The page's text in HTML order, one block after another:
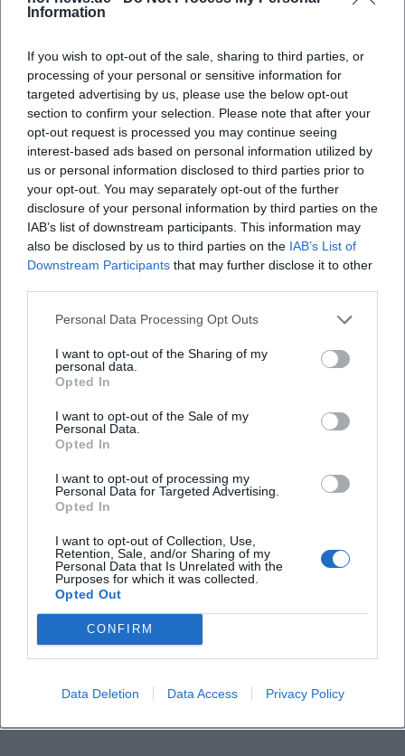
Information
If you wish to opt-out of the sale, sharing to third parties, or
processing of your personal or sensitive information for
targeted advertising by us, please use the below opt-out
section to confirm your selection. Please note that after your
opt-out request is processed you may continue seeing
interest-based ads based on personal information utilized by
us or personal information disclosed to third parties prior to
your opt-out. You may separately opt-out of the further
disclosure of your personal information by third parties on the
IAB’s list of downstream participants. This information may
also be disclosed by us to third parties on the IAB’s List of
Downstream Participants that may further disclose it to other
Personal Data Processing Opt Outs
I want to opt-out of the Sharing of my
personal data.
Opted In
I want to opt-out of the Sale of my
Personal Data.
Opted In
I want to opt-out of processing my
Personal Data for Targeted Advertising.
Opted In
I want to opt-out of Collection, Use,
Retention, Sale, and/or Sharing of my
Personal Data that Is Unrelated with the
Purposes for which it was collected.
Opted Out
CONFIRM
Data Deletion Data Access Privacy Policy
Map unavailable
Open in Google Maps
Häufig gestellte Fragen
Wo ist der Veranstaltungsort?
Gibt es einen offiziellen Social-Media-Kanal der
Veranstaltung?
Worum geht es inhaltlich?
Wer spricht bei der Veranstaltung?